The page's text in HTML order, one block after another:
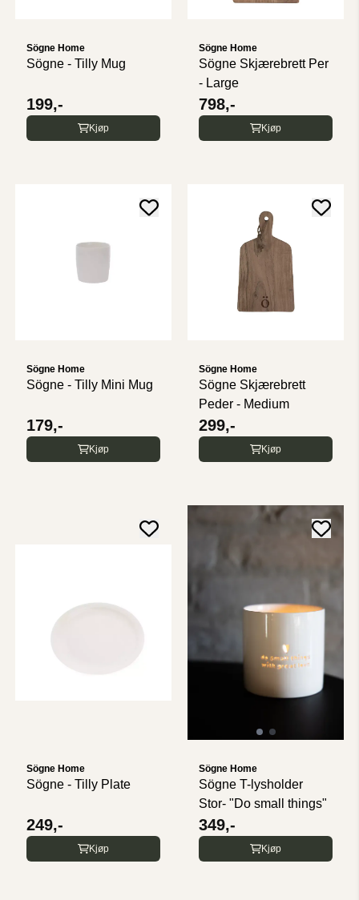
Sögne Home
Sögne - Tilly Mug
199,-
Kjøp
Sögne Home
Sögne Skjærebrett Per
- Large
798,-
Kjøp
Sögne Home
Sögne - Tilly Mini Mug
179,-
Kjøp
Sögne Home
Sögne Skjærebrett
Peder - Medium
299,-
Kjøp
Sögne Home
Sögne - Tilly Plate
249,-
Kjøp
Sögne Home
Sögne T-lysholder
Stor- "Do small things"
349,-
Kjøp